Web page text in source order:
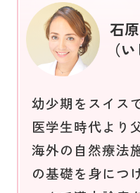
石
（い
幼少期をスイス
医学生時代より
海外の自然療法
の基礎を身につ